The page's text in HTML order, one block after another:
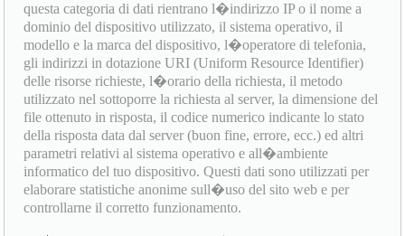
questa categoria di dati rientrano l�indirizzo IP o il nome a
dominio del dispositivo utilizzato, il sistema operativo, il
modello e la marca del dispositivo, l�operatore di telefonia,
gli indirizzi in dotazione URI (Uniform Resource Identifier)
delle risorse richieste, l�orario della richiesta, il metodo
utilizzato nel sottoporre la richiesta al server, la dimensione del
file ottenuto in risposta, il codice numerico indicante lo stato
della risposta data dal server (buon fine, errore, ecc.) ed altri
parametri relativi al sistema operativo e all�ambiente
informatico del tuo dispositivo. Questi dati sono utilizzati per
elaborare statistiche anonime sull�uso del sito web e per
controllarne il corretto funzionamento.